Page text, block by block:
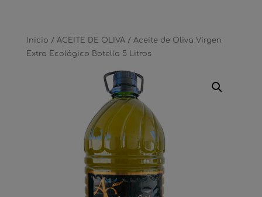
Inicio / ACEITE DE OLIVA/ Aceite de Oliva Virgen
Extra Ecológico Botella 5 Litros